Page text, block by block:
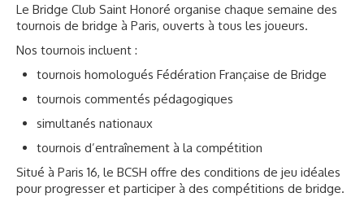
Le Bridge Club Saint Honoré organise chaque semaine des
tournois de bridge à Paris, ouverts à tous les joueurs.
Nos tournois incluent :
tournois homologués Fédération Française de Bridge
tournois commentés pédagogiques
simultanés nationaux
tournois d’entraînement à la compétition
Situé à Paris 16, le BCSH offre des conditions de jeu idéales
pour progresser et participer à des compétitions de bridge.